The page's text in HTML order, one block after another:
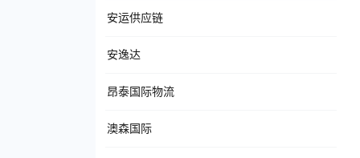
安运供应链
安逸达
昂泰国际物流
澳森国际